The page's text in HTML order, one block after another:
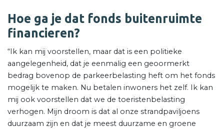
Hoe ga je dat fonds buitenruimte
financieren?
“Ik kan mij voorstellen, maar dat is een politieke
aangelegenheid, dat je eenmalig een geoormerkt
bedrag bovenop de parkeerbelasting heft om het fonds
mogelijk te maken. Nu betalen inwoners het zelf. Ik kan
mij ook voorstellen dat we de toeristenbelasting
verhogen. Mijn droom is dat al onze strandpaviljoens
duurzaam zijn en dat je meest duurzame en groene